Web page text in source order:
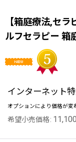
【箱庭療法,セ
ルフセラピー 箱
インターネット
オプションにより価格が変
希望小売価格: 11,100